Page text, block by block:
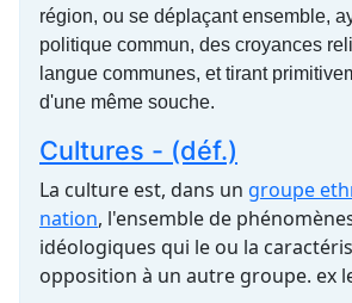
région, ou se déplaçant ensemble,
politique commun, des croyances
langue communes, et tirant
d'une même souche.
Cultures - (déf.)
La culture est, dans un groupe
nation, l'ensemble de
idéologiques qui le ou la
opposition à un autre groupe. ex